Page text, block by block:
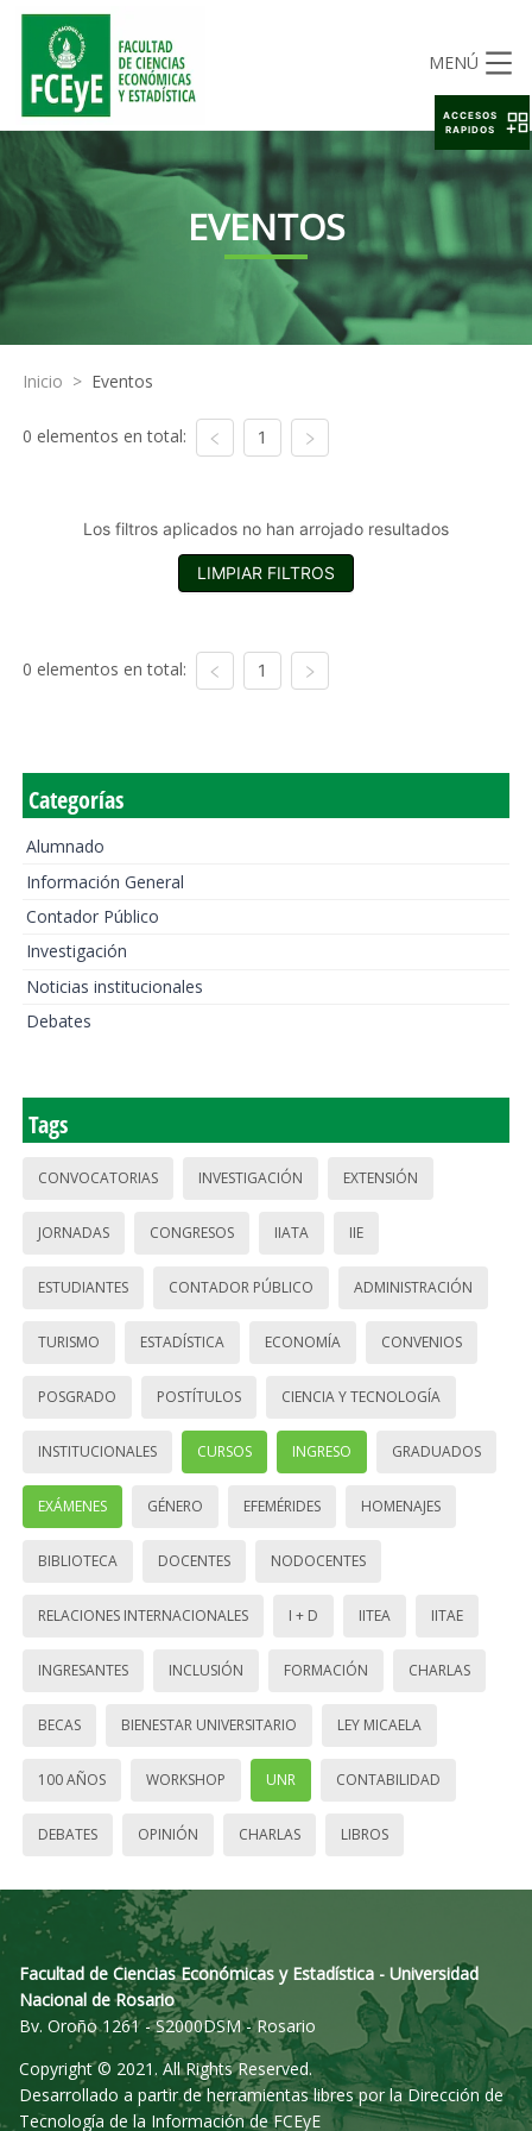
MENÚ
EVENTOS
Inicio > Eventos
0 elementos en total: 1
Los filtros aplicados no han arrojado resultados
LIMPIAR FILTROS
0 elementos en total: 1
Categorías
Alumnado
Información General
Contador Público
Investigación
Noticias institucionales
Debates
Tags
CONVOCATORIAS INVESTIGACIÓN EXTENSIÓN
JORNADAS CONGRESOS IIATA IIE
ESTUDIANTES CONTADOR PÚBLICO ADMINISTRACIÓN
TURISMO ESTADÍSTICA ECONOMÍA CONVENIOS
POSGRADO POSTÍTULOS CIENCIA Y TECNOLOGÍA
INSTITUCIONALES CURSOS INGRESO GRADUADOS
EXÁMENES GÉNERO EFEMÉRIDES HOMENAJES
BIBLIOTECA DOCENTES NODOCENTES
RELACIONES INTERNACIONALES I + D IITEA IITAE
INGRESANTES INCLUSIÓN FORMACIÓN CHARLAS
BECAS BIENESTAR UNIVERSITARIO LEY MICAELA
100 AÑOS WORKSHOP UNR CONTABILIDAD
DEBATES OPINIÓN CHARLAS LIBROS
Facultad de Ciencias Económicas y Estadística - Universidad
Nacional de Rosario
Bv. Oroño 1261 - S2000DSM - Rosario
Copyright © 2021. All Rights Reserved.
Desarrollado a partir de herramientas libres por la Dirección de
Tecnología de la Información de FCEyE
ACCESOS
RAPIDOS